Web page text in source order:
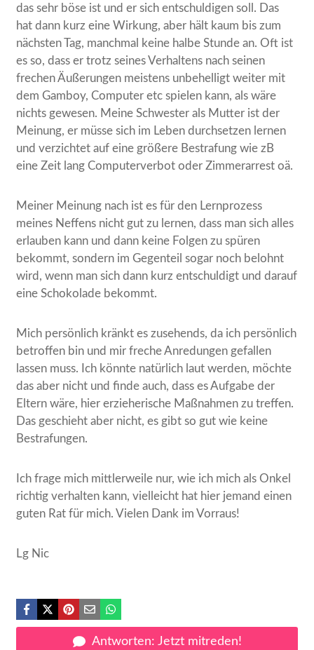
das sehr böse ist und er sich entschuldigen soll. Das
hat dann kurz eine Wirkung, aber hält kaum bis zum
nächsten Tag, manchmal keine halbe Stunde an. Oft ist
es so, dass er trotz seines Verhaltens nach seinen
frechen Äußerungen meistens unbehelligt weiter mit
dem Gamboy, Computer etc spielen kann, als wäre
nichts gewesen. Meine Schwester als Mutter ist der
Meinung, er müsse sich im Leben durchsetzen lernen
und verzichtet auf eine größere Bestrafung wie zB
eine Zeit lang Computerverbot oder Zimmerarrest oä.
Meiner Meinung nach ist es für den Lernprozess
meines Neffens nicht gut zu lernen, dass man sich alles
erlauben kann und dann keine Folgen zu spüren
bekommt, sondern im Gegenteil sogar noch belohnt
wird, wenn man sich dann kurz entschuldigt und darauf
eine Schokolade bekommt.
Mich persönlich kränkt es zusehends, da ich persönlich
betroffen bin und mir freche Anredungen gefallen
lassen muss. Ich könnte natürlich laut werden, möchte
das aber nicht und finde auch, dass es Aufgabe der
Eltern wäre, hier erzieherische Maßnahmen zu treffen.
Das geschieht aber nicht, es gibt so gut wie keine
Bestrafungen.
Ich frage mich mittlerweile nur, wie ich mich als Onkel
richtig verhalten kann, vielleicht hat hier jemand einen
guten Rat für mich. Vielen Dank im Vorraus!
Lg Nic
Antworten: Jetzt mitreden!